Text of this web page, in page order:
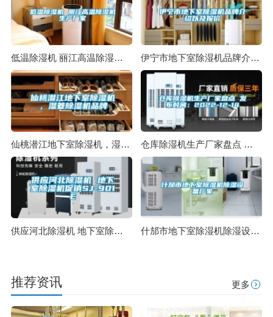
低温除湿机 丽江高温除湿机生产厂家 伊宁市地下室除湿机品牌介绍以及报价
仙桃潜江地下室除湿机，湿菱除湿机品牌 仓库除湿机生产厂家盘点 发布时间：2022-12-14
供应河北除湿机 地下室除湿机促销SJ-901E 什邡市地下室除湿机除湿设备厂家
推荐资讯 更多